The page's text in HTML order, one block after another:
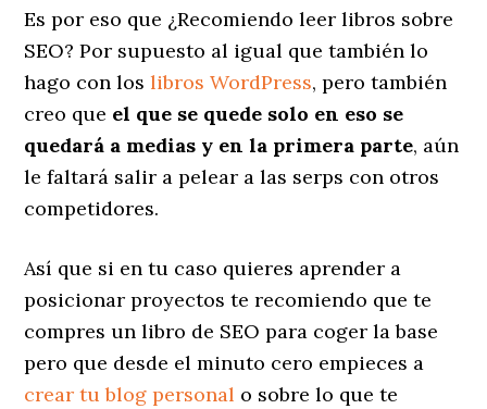
Es por eso que ¿Recomiendo leer libros sobre
SEO? Por supuesto al igual que también lo
hago con loslibros WordPress, pero también
creo que el que se quede solo en eso se
quedará a medias y en la primera parte, aún
le faltará salir a pelear a las serps con otros
competidores.
Así que si en tu caso quieres aprender a
posicionar proyectos te recomiendo que te
compres un libro de SEO para coger la base
pero que desde el minuto cero empieces a
crear tu blog personal o sobre lo que te